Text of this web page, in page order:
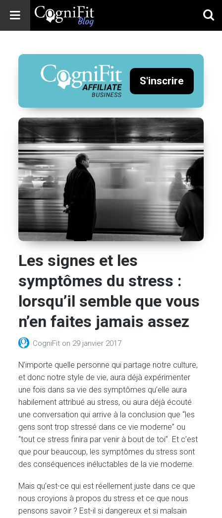
Blog: Brain
Health
News
Brain Training,
Mental Health, and
Wellness
S'inscrire
Les signes et les
symptômes du stress :
lorsqu’il semble que vous
n’en faites jamais assez
CogniFit on 29 janvier 2017
N’importe quelle personne qui partage notre culture,
et donc notre style de vie, aura déjà expérimenter
une fois dans sa vie des symptômes qu’elle aura
habilement attribué au stress, ou aura déjà écouté
une conversation qui arrive à la conclusion que “les
gens sont trop stressé dans ce vie moderne” ou
“tout ce stress finira par venir à bout de toi”. Et c’est
que pour beaucoup, les symptômes du stress sont
des conséquences inéluctables de la vie moderne.
Mais qu’est-ce qui est réellement juste dans ce que
nous croyions à propos du stress et ce que nous
pensons savoir ? Est-il si dangereux et si malsain